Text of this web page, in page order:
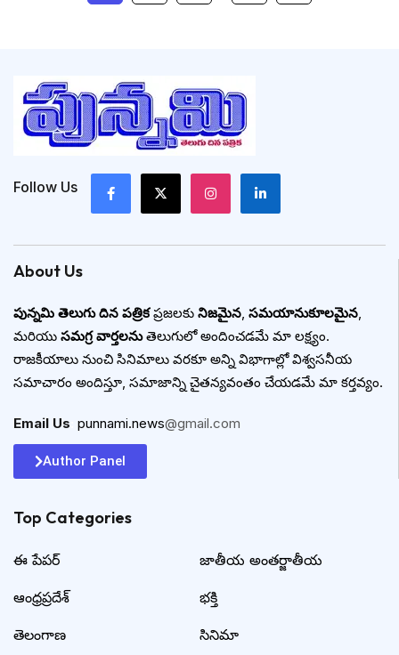
Follow Us
About Us
పున్నమి తెలుగు దిన పత్రికప్రజలకు నిజమైన సమయానుకూలమైన
మరియు సమగ్ర వార్తలనుతెలుగులో అందించడమే మా లక్ష్యం.
రాజకీయాలు నుంచి సినిమాలు వరకూ అన్ని విభాగాల్లో విశ్వసనీయ
సమాచారం అందిస్తూ, సమాజాన్ని చైతన్యవంతం చేయడమే మా కర్తవ్యం.
Email Us punnami.news@gmail.com
Author Panel
Top Categories​
ఈ పేపర్
ఆంధ్రప్రదేశ్
తెలంగాణ
జాతీయ అంతర్జాతీయ
భక్తి
సినిమా